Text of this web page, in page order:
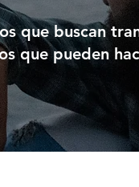
que buscan
que pueden